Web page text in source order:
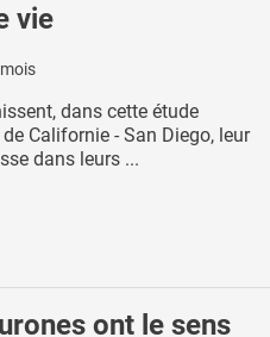
vie
dans cette étude
Californie - San Diego, leur
dans leurs ...
ont le sens